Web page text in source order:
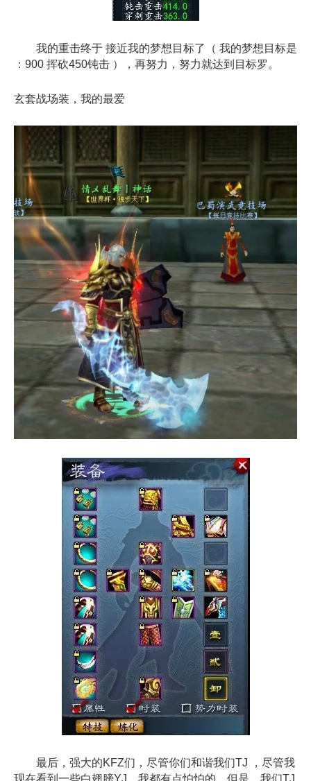
我的重击终于 接近我的梦想目标了（ 我的梦想目标是
：900 挥砍450钝击 ），再努力，努力就达到目标罗。
玄套战场装，我的最爱
最后，强大的KFZ们，尽管你们和谐我们TJ ，尽管我
现在看到一些白翅膀YJ，我都有点怕怕的，但是，我们TJ